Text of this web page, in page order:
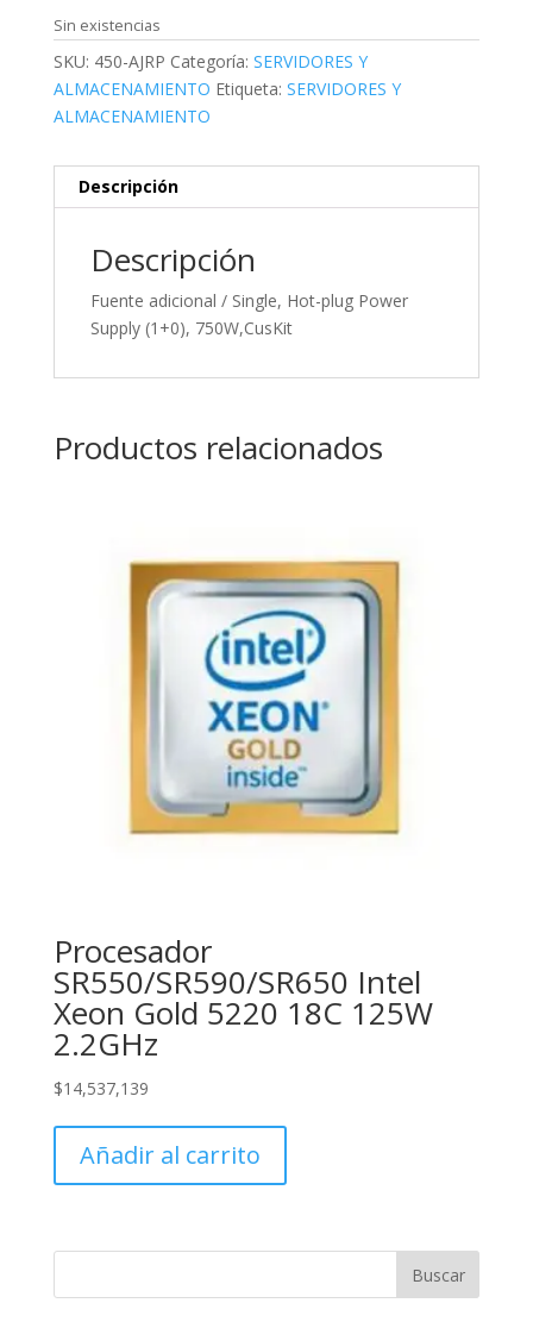
Sin existencias
SKU: 450-AJRP Categoría: SERVIDORES Y
ALMACENAMIENTO Etiqueta: SERVIDORES Y
ALMACENAMIENTO
Descripción
Descripción
Fuente adicional / Single, Hot-plug Power
Supply (1+0), 750W,CusKit
Productos relacionados
Procesador
SR550/SR590/SR650 Intel
Xeon Gold 5220 18C 125W
2.2GHz
$14,537,139
Añadir al carrito